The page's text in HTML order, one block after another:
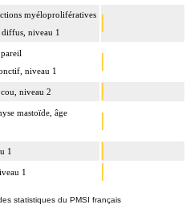
myéloprolifératives
niveau 1
niveau 1
niveau 2
mastoïde, âge
1
1
statistiques du PMSI français